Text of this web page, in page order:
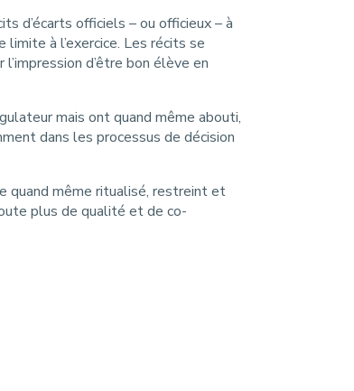
d’écarts officiels – ou officieux – à
à l’exercice. Les récits se
d’être bon élève en
mais ont quand même abouti,
dans les processus de décision
quand même ritualisé, restreint et
plus de qualité et de co-